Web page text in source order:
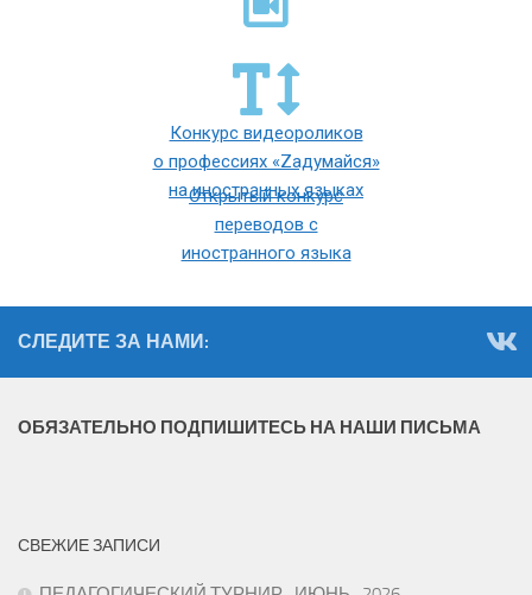
Конкурс видеороликов
о профессиях «Zaдумайся»
на иностранных языках
Открытый конкурс
переводов с
иностранного языка
СЛЕДИТЕ ЗА НАМИ:
ОБЯЗАТЕЛЬНО ПОДПИШИТЕСЬ НА НАШИ ПИСЬМА
СВЕЖИЕ ЗАПИСИ